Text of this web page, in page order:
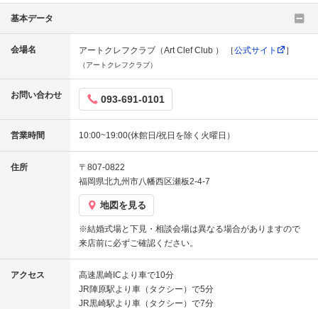
基本データ
会場名 アートクレフクラブ（Art Clef Club ） ［公式サイト ］
（アートクレフクラブ）
お問い合わせ 093-691-0101
営業時間 10:00~19:00(休館日/祝日を除く火曜日）
住所
〒807-0822
福岡県北九州市八幡西区瀬板2-4-7
地図を見る
※結婚式場と下見・相談会場は異なる場合がありますので
来店前に必ずご確認ください。
アクセス
高速黒崎ICより車で10分
JR陣原駅より車（タクシー）で5分
JR黒崎駅より車（タクシー）で7分